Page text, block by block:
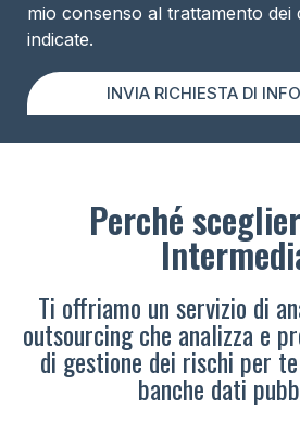
mio consenso al trattamento dei
indicate.
INVIA RICHIESTA DI
Perché
Ti offriamo un servizio di
outsourcing che analizza e
di gestione dei rischi per
banche dati